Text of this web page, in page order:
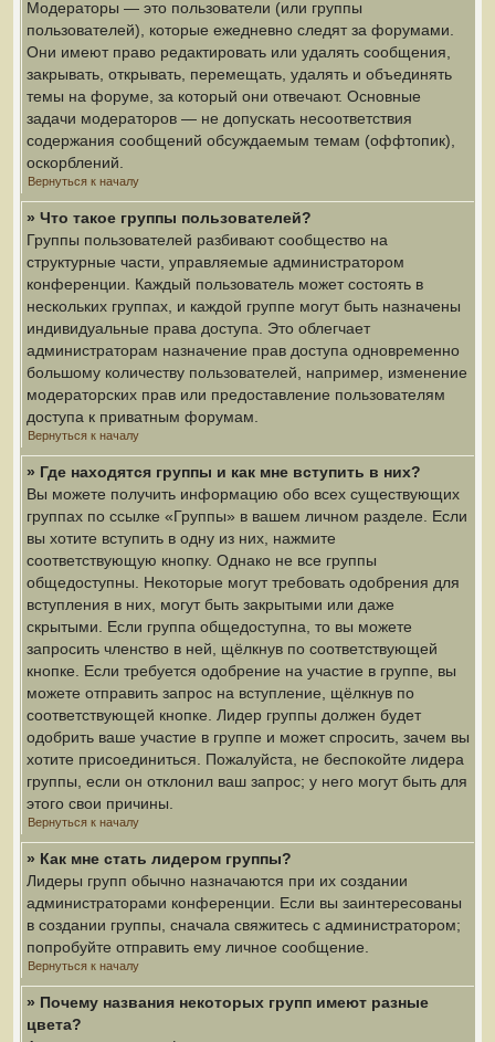
Модераторы — это пользователи (или группы
пользователей), которые ежедневно следят за форумами.
Они имеют право редактировать или удалять сообщения,
закрывать, открывать, перемещать, удалять и объединять
темы на форуме, за который они отвечают. Основные
задачи модераторов — не допускать несоответствия
содержания сообщений обсуждаемым темам (оффтопик),
оскорблений.
Вернуться к началу
» Что такое группы пользователей?
Группы пользователей разбивают сообщество на
структурные части, управляемые администратором
конференции. Каждый пользователь может состоять в
нескольких группах, и каждой группе могут быть назначены
индивидуальные права доступа. Это облегчает
администраторам назначение прав доступа одновременно
большому количеству пользователей, например, изменение
модераторских прав или предоставление пользователям
доступа к приватным форумам.
Вернуться к началу
» Где находятся группы и как мне вступить в них?
Вы можете получить информацию обо всех существующих
группах по ссылке «Группы» в вашем личном разделе. Если
вы хотите вступить в одну из них, нажмите
соответствующую кнопку. Однако не все группы
общедоступны. Некоторые могут требовать одобрения для
вступления в них, могут быть закрытыми или даже
скрытыми. Если группа общедоступна, то вы можете
запросить членство в ней, щёлкнув по соответствующей
кнопке. Если требуется одобрение на участие в группе, вы
можете отправить запрос на вступление, щёлкнув по
соответствующей кнопке. Лидер группы должен будет
одобрить ваше участие в группе и может спросить, зачем вы
хотите присоединиться. Пожалуйста, не беспокойте лидера
группы, если он отклонил ваш запрос; у него могут быть для
этого свои причины.
Вернуться к началу
» Как мне стать лидером группы?
Лидеры групп обычно назначаются при их создании
администраторами конференции. Если вы заинтересованы
в создании группы, сначала свяжитесь с администратором;
попробуйте отправить ему личное сообщение.
Вернуться к началу
» Почему названия некоторых групп имеют разные
цвета?